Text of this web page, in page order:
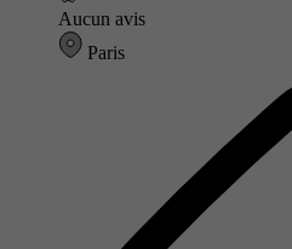
Aucun avis
Paris